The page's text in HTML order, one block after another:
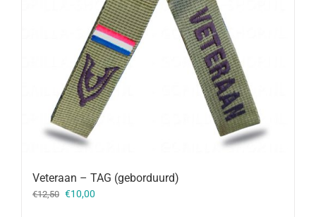
Veteraan – TAG (geborduurd)
€12,50 Oorspronkelijke
€10,00